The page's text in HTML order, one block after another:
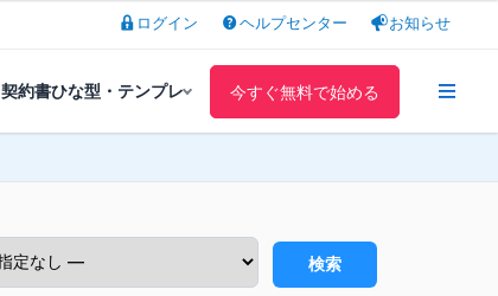
ログイン ヘルプセンター お知らせ
契約書ひな型・テンプレ 今すぐ無料で始める
検索